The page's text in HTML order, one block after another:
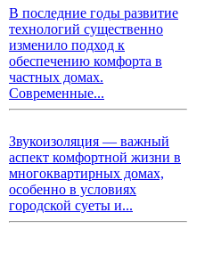
В последние годы развитие
технологий существенно
изменило подход к
обеспечению комфорта в
частных домах.
Современные...
Звукоизоляция — важный
аспект комфортной жизни в
многоквартирных домах,
особенно в условиях
городской суеты и...